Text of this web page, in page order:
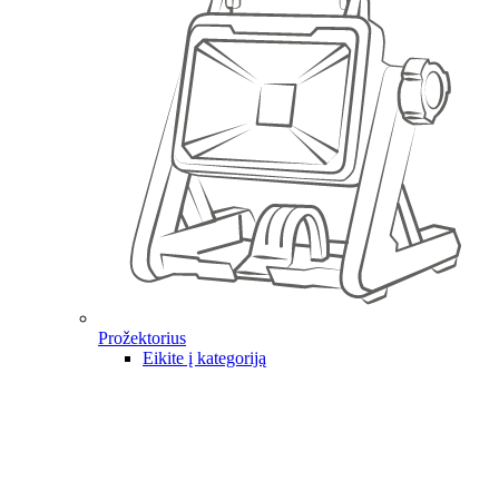
Prožektorius
Eikite į kategoriją